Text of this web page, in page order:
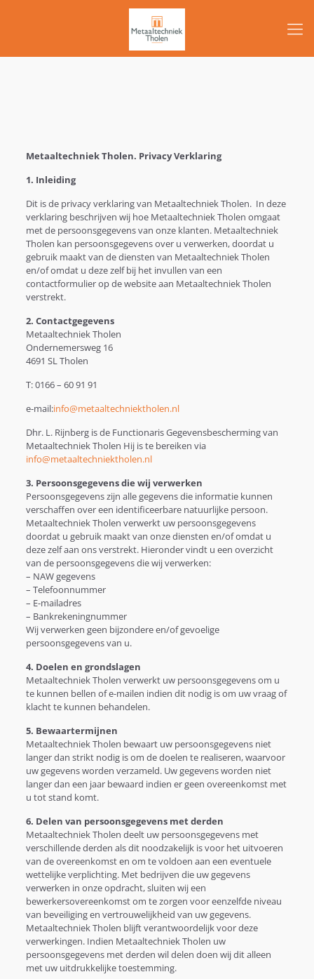
Metaaltechniek Tholen. Privacy Verklaring
1. Inleiding
Dit is de privacy verklaring van Metaaltechniek Tholen. In deze
verklaring beschrijven wij hoe Metaaltechniek Tholen omgaat
met de persoonsgegevens van onze klanten. Metaaltechniek
Tholen kan persoonsgegevens over u verwerken, doordat u
gebruik maakt van de diensten van Metaaltechniek Tholen
en/of omdat u deze zelf bij het invullen van een
contactformulier op de website aan Metaaltechniek Tholen
verstrekt.
2. Contactgegevens
Metaaltechniek Tholen
Ondernemersweg 16
4691 SL Tholen
T: 0166 – 60 91 91
e-mail:info@metaaltechniektholen.nl
Dhr. L. Rijnberg is de Functionaris Gegevensbescherming van
Metaaltechniek Tholen Hij is te bereiken via
info@metaaltechniektholen.nl
3. Persoonsgegevens die wij verwerken
Persoonsgegevens zijn alle gegevens die informatie kunnen
verschaffen over een identificeerbare natuurlijke persoon.
Metaaltechniek Tholen verwerkt uw persoonsgegevens
doordat u gebruik maakt van onze diensten en/of omdat u
deze zelf aan ons verstrekt. Hieronder vindt u een overzicht
van de persoonsgegevens die wij verwerken:
– NAW gegevens
– Telefoonnummer
– E-mailadres
– Bankrekeningnummer
Wij verwerken geen bijzondere en/of gevoelige
persoonsgegevens van u.
4. Doelen en grondslagen
Metaaltechniek Tholen verwerkt uw persoonsgegevens om u
te kunnen bellen of e-mailen indien dit nodig is om uw vraag of
klacht te kunnen behandelen.
5. Bewaartermijnen
Metaaltechniek Tholen bewaart uw persoonsgegevens niet
langer dan strikt nodig is om de doelen te realiseren, waarvoor
uw gegevens worden verzameld. Uw gegevens worden niet
langer dan een jaar bewaard indien er geen overeenkomst met
u tot stand komt.
6. Delen van persoonsgegevens met derden
Metaaltechniek Tholen deelt uw persoonsgegevens met
verschillende derden als dit noodzakelijk is voor het uitvoeren
van de overeenkomst en om te voldoen aan een eventuele
wettelijke verplichting. Met bedrijven die uw gegevens
verwerken in onze opdracht, sluiten wij een
bewerkersovereenkomst om te zorgen voor eenzelfde niveau
van beveiliging en vertrouwelijkheid van uw gegevens.
Metaaltechniek Tholen blijft verantwoordelijk voor deze
verwerkingen. Indien Metaaltechniek Tholen uw
persoonsgegevens met derden wil delen doen wij dit alleen
met uw uitdrukkelijke toestemming.